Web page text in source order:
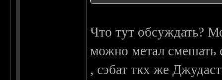
Что тут обсуждать?
можно метал смешать
, сэбат ткх же